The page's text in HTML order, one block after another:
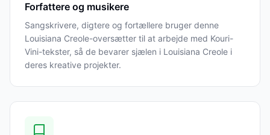
Forfattere og musikere
Sangskrivere, digtere og fortællere bruger denne
Louisiana Creole-oversætter til at arbejde med Kouri-
Vini-tekster, så de bevarer sjælen i Louisiana Creole i
deres kreative projekter.